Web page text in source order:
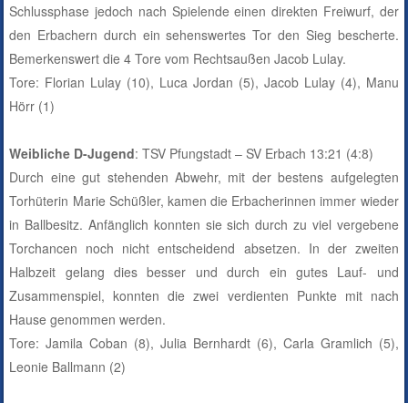
Schlussphase jedoch nach Spielende einen direkten Freiwurf, der
den Erbachern durch ein sehenswertes Tor den Sieg bescherte.
Bemerkenswert die 4 Tore vom Rechtsaußen Jacob Lulay.
Tore: Florian Lulay (10), Luca Jordan (5), Jacob Lulay (4), Manu
Hörr (1)
Weibliche D-Jugend: TSV Pfungstadt – SV Erbach 13:21 (4:8)
Durch eine gut stehenden Abwehr, mit der bestens aufgelegten
Torhüterin Marie Schüßler, kamen die Erbacherinnen immer wieder
in Ballbesitz. Anfänglich konnten sie sich durch zu viel vergebene
Torchancen noch nicht entscheidend absetzen. In der zweiten
Halbzeit gelang dies besser und durch ein gutes Lauf- und
Zusammenspiel, konnten die zwei verdienten Punkte mit nach
Hause genommen werden.
Tore: Jamila Coban (8), Julia Bernhardt (6), Carla Gramlich (5),
Leonie Ballmann (2)